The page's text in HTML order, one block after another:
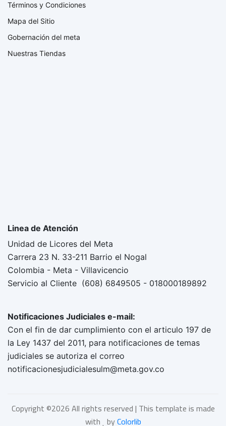
Términos y Condiciones
Mapa del Sitio
Gobernación del meta
Nuestras Tiendas
Linea de Atención
Unidad de Licores del Meta
Carrera 23 N. 33-211 Barrio el Nogal
Colombia - Meta - Villavicencio
Servicio al Cliente (608) 6849505 - 018000189892
Notificaciones Judiciales e-mail:
Con el fin de dar cumplimiento con el articulo 197 de
la Ley 1437 del 2011, para notificaciones de temas
judiciales se autoriza el correo
notificacionesjudicialesulm@meta.gov.co
Copyright ©2026 All rights reserved | This template is made
with byColorlib